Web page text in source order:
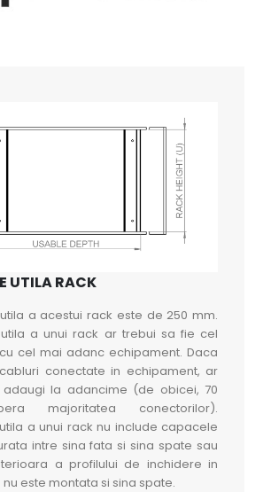
UTILA RACK
a acestui rack este de 250 mm.
a unui rack ar trebui sa fie cel
cel mai adanc echipament. Daca
conectate in echipament, ar
la adancime (de obicei, 70
majoritatea conectorilor).
a unui rack nu include capacele
intre sina fata si sina spate sau
a profilului de inchidere in
este montata si sina spate.